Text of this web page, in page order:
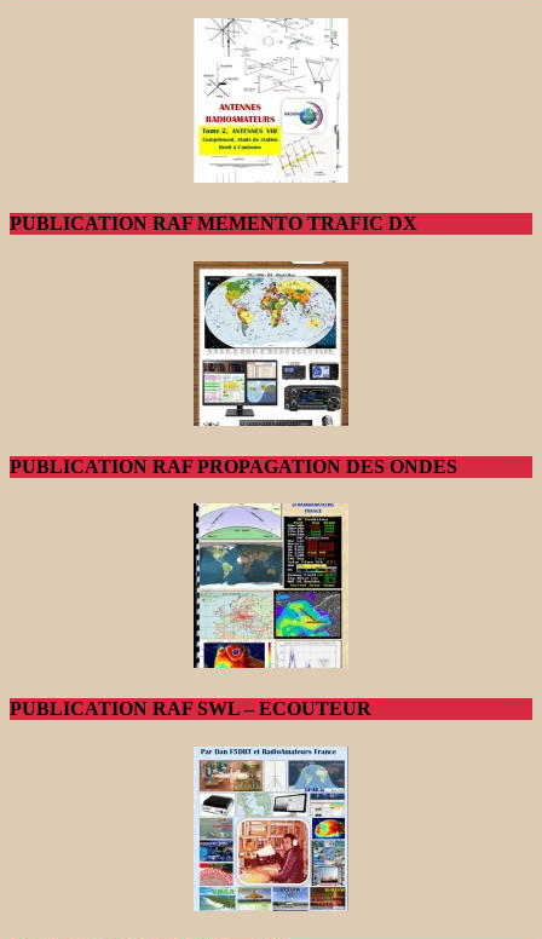
PUBLICATION RAF MEMENTO TRAFIC DX
PUBLICATION RAF PROPAGATION DES ONDES
PUBLICATION RAF SWL – ECOUTEUR